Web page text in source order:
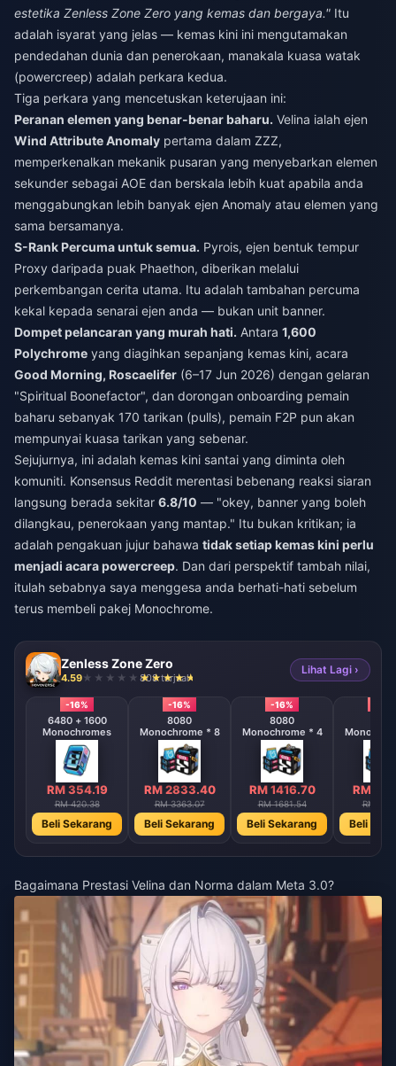
estetika Zenless Zone Zero yang kemas dan bergaya." Itu
adalah isyarat yang jelas — kemas kini ini mengutamakan
pendedahan dunia dan penerokaan, manakala kuasa watak
(powercreep) adalah perkara kedua.
Tiga perkara yang mencetuskan keterujaan ini:
Peranan elemen yang benar-benar baharu. Velina ialah ejen
Wind Attribute Anomaly pertama dalam ZZZ,
memperkenalkan mekanik pusaran yang menyebarkan elemen
sekunder sebagai AOE dan berskala lebih kuat apabila anda
menggabungkan lebih banyak ejen Anomaly atau elemen yang
sama bersamanya.
S-Rank Percuma untuk semua. Pyrois, ejen bentuk tempur
Proxy daripada puak Phaethon, diberikan melalui
perkembangan cerita utama. Itu adalah tambahan percuma
kekal kepada senarai ejen anda — bukan unit banner.
Dompet pelancaran yang murah hati. Antara 1,600
Polychrome yang diagihkan sepanjang kemas kini, acara
Good Morning, Roscaelifer (6–17 Jun 2026) dengan gelaran
"Spiritual Boonefactor", dan dorongan onboarding pemain
baharu sebanyak 170 tarikan (pulls), pemain F2P pun akan
mempunyai kuasa tarikan yang sebenar.
Sejujurnya, ini adalah kemas kini santai yang diminta oleh
komuniti. Konsensus Reddit merentasi bebenang reaksi siaran
langsung berada sekitar 6.8/10 — "okey, banner yang boleh
dilangkau, penerokaan yang mantap." Itu bukan kritikan; ia
adalah pengakuan jujur bahawa tidak setiap kemas kini perlu
menjadi acara powercreep. Dan dari perspektif tambah nilai,
itulah sebabnya saya menggesa anda berhati-hati sebelum
terus membeli pakej Monochrome.
Zenless Zone Zero
4.59 808 terjual
Lihat Lagi ›
-16%
6480 + 1600
Monochromes
RM 354.19
RM 420.38
Beli Sekarang
-16%
8080
Monochrome * 8
RM 2833.40
RM 3363.07
Beli Sekarang
-16%
8080
Monochrome * 4
RM 1416.70
RM 1681.54
Beli Sekarang
RM
RM
Beli
Bagaimana Prestasi Velina dan Norma dalam Meta 3.0?